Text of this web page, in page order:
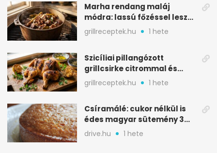
Marha rendang maláj
módra: lassú főzéssel lesz
igazán szaftos
grillreceptek.hu 1 hete
Szicíliai pillangózott
grillcsirke citrommal és
oregánóval
grillreceptek.hu 1 hete
Csíramálé: cukor nélkül is
édes magyar sütemény 3
alapanyagból
drive.hu 1 hete